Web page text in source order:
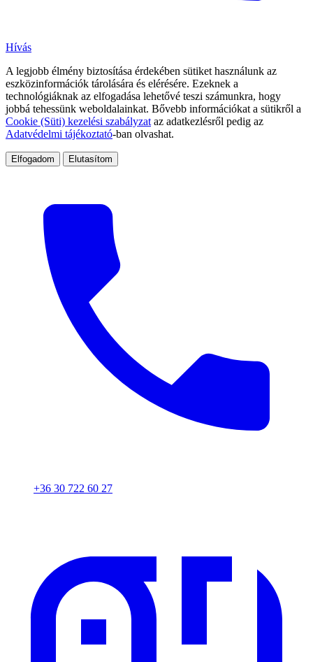
Hívás
A legjobb élmény biztosítása érdekében sütiket használunk az
eszközinformációk tárolására és elérésére. Ezeknek a
technológiáknak az elfogadása lehetővé teszi számunkra, hogy
jobbá tehessünk weboldalainkat. Bővebb információkat a sütikről a
Cookie (Süti) kezelési szabályzat az adatkezlésről pedig az
Adatvédelmi tájékoztató-ban olvashat.
Elfogadom Elutasítom
+36 30 722 60 27